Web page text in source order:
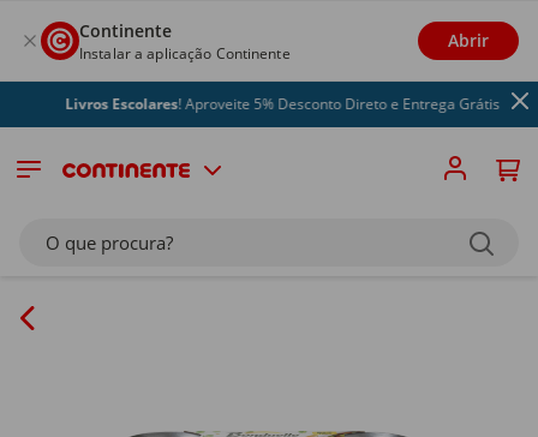
Continente
Instalar a aplicação Continente
Abrir
Livros Escolares! Aproveite 5% Desconto Direto e Entrega Grátis
O que procura?